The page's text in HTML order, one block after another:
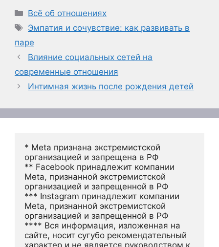
Рубрики
Всё об отношениях
Метки
Эмпатия и сочувствие: как развивать в
паре
Влияние социальных сетей на
современные отношения
Интимная жизнь после рождения детей
* Meta признана экстремистской
организацией и запрещена в РФ
** Facebook принадлежит компании
Meta, признанной экстремистской
организацией и запрещенной в РФ
*** Instagram принадлежит компании
Meta, признанной экстремистской
организацией и запрещенной в РФ
**** Вся информация, изложенная на
сайте, носит сугубо рекомендательный